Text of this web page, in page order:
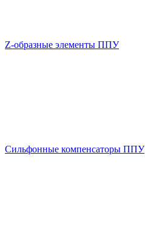
Z-образные элементы ППУ
Сильфонные компенсаторы ППУ